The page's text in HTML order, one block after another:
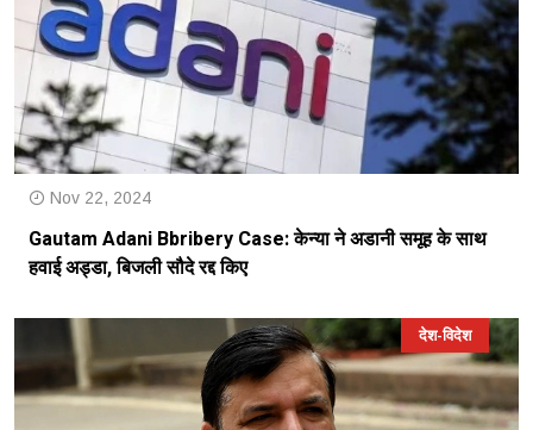
Nov 22, 2024
Gautam Adani Bbribery Case: केन्या ने अडानी समूह के साथ
हवाई अड्डा, बिजली सौदे रद्द किए
देश-विदेश